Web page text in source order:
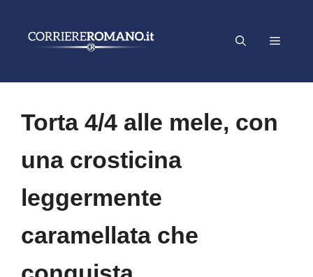
Menu
Torta 4/4 alle mele, con
una crosticina
leggermente
caramellata che